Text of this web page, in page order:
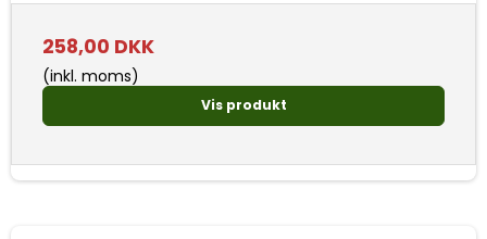
258,00 DKK
(inkl. moms)
Vis produkt